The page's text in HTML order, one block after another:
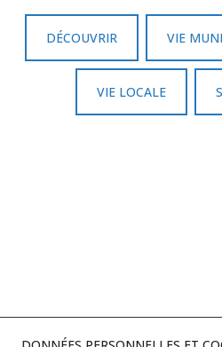
DÉCOUVRIR VIE
VIE LOCALE